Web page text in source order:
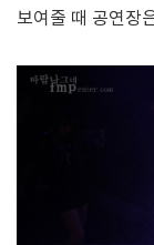
보여줄 때 공연장